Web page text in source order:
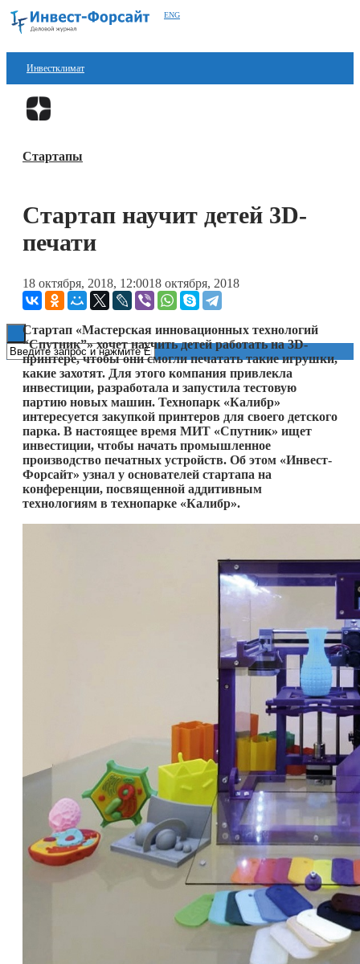
ENG
Инвестклимат
Финансы
Блокчейн
Технологии
Книги
Стартапы
Стартап научит детей 3D-
печати
18 октября, 2018, 12:0018 октября, 2018
Стартап «Мастерская инновационных технологий
“Спутник”» хочет научить детей работать на 3D-
принтере, чтобы они смогли печатать такие игрушки,
какие захотят. Для этого компания привлекла
инвестиции, разработала и запустила тестовую
партию новых машин. Технопарк «Калибр»
интересуется закупкой принтеров для своего детского
парка. В настоящее время МИТ «Спутник» ищет
инвестиции, чтобы начать промышленное
производство печатных устройств. Об этом «Инвест-
Форсайт» узнал у основателей стартапа на
конференции, посвященной аддитивным
технологиям в технопарке «Калибр».